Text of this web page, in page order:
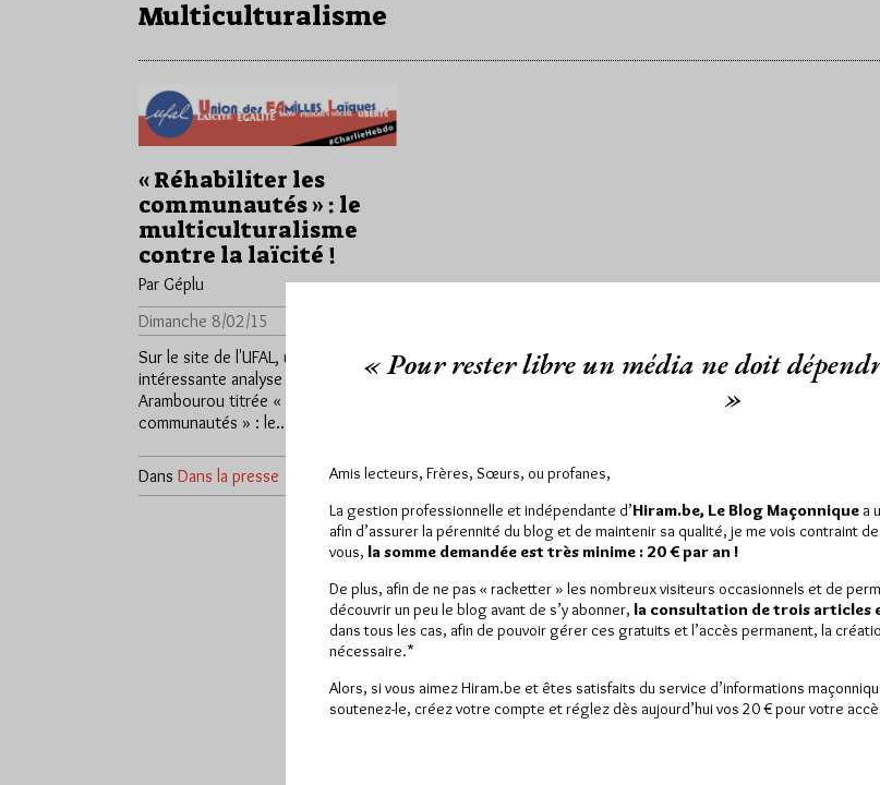
Multiculturalisme
« Réhabiliter les
communautés » : le
multiculturalisme
contre la laïcité !
Par Géplu
Dimanche 8/02/15
Sur le site de l'UFAL, une très
intéressante analyse de Charles
Arambourou titrée « Réhabiliter les
communautés » : le…
Dans Dans la presse 0 commentaire
« Pour rester libre un média ne doit
»
Amis lecteurs, Frères, Sœurs, ou profanes,
La gestion professionnelle et indépendante d’Hiram.be, Le Blog Maçonnique a
afin d’assurer la pérennité du blog et de maintenir sa qualité, je me vois contraint
vous, la somme demandée est très minime : 20 € par an !
De plus, afin de ne pas « racketter » les nombreux visiteurs occasionnels et de
découvrir un peu le blog avant de s’y abonner, la consultation de trois articles
dans tous les cas, afin de pouvoir gérer ces gratuits et l’accès permanent, la
nécessaire.*
Alors, si vous aimez Hiram.be et êtes satisfaits du service d’informations
soutenez-le, créez votre compte et réglez dès aujourd’hui vos 20 € pour votre